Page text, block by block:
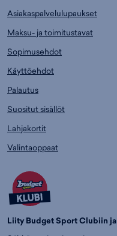
Asiakaspalvelulupaukset
Maksu- ja toimitustavat
Sopimusehdot
Käyttöehdot
Palautus
Suositut sisällöt
Lahjakortit
Valintaoppaat
Liity Budget Sport Clubiin ja